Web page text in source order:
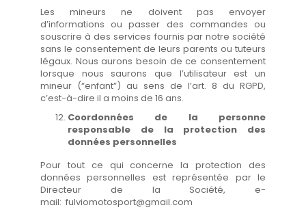
Les mineurs ne doivent pas envoyer
d’informations ou passer des commandes ou
souscrire à des services fournis par notre société
sans le consentement de leurs parents ou tuteurs
légaux. Nous aurons besoin de ce consentement
lorsque nous saurons que l’utilisateur est un
mineur (“enfant”) au sens de l’art. 8 du RGPD,
c’est-à-dire il a moins de 16 ans.
Coordonnées de la personne
responsable de la protection des
données personnelles
Pour tout ce qui concerne la protection des
données personnelles est représentée par le
Directeur de la Société, e-
mail: fulviomotosport@gmail.com